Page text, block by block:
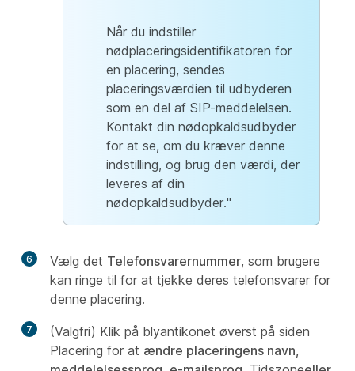
Når du indstiller
nødplaceringsidentifikatoren for
en placering, sendes
placeringsværdien til udbyderen
som en del af SIP-meddelelsen.
Kontakt din nødopkaldsudbyder
for at se, om du kræver denne
indstilling, og brug den værdi, der
leveres af din
nødopkaldsudbyder."
6 Vælg det Telefonsvarernummer, som brugere
kan ringe til for at tjekke deres telefonsvarer for
denne placering.
7
(Valgfri) Klik på blyantikonet øverst på siden
Placering for at ændre placeringens navn,